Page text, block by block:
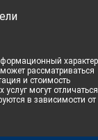
характер
рассматриваться
и стоимость
могут отличаться
в зависимости от